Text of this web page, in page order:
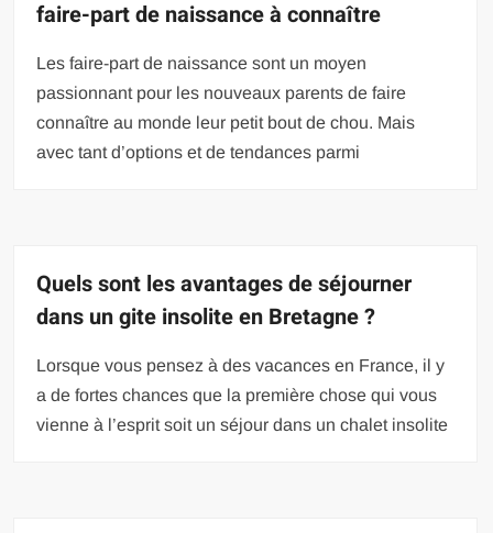
faire-part de naissance à connaître
Les faire-part de naissance sont un moyen
passionnant pour les nouveaux parents de faire
connaître au monde leur petit bout de chou. Mais
avec tant d’options et de tendances parmi
Quels sont les avantages de séjourner
dans un gite insolite en Bretagne ?
Lorsque vous pensez à des vacances en France, il y
a de fortes chances que la première chose qui vous
vienne à l’esprit soit un séjour dans un chalet insolite